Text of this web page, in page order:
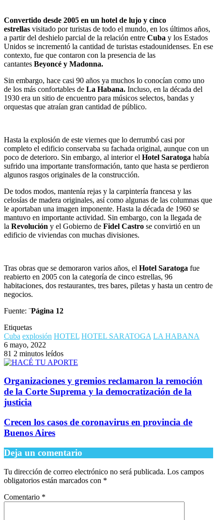
Convertido desde 2005 en un hotel de lujo y cinco
estrellas visitado por turistas de todo el mundo, en los últimos años,
a partir del deshielo parcial de la relación entre Cuba y los Estados
Unidos se incrementó la cantidad de turistas estadounidenses. En ese
contexto, fue que contaron con la presencia de las
cantantes Beyoncé y Madonna.
Sin embargo, hace casi 90 años ya muchos lo conocían como uno
de los más confortables de La Habana. Incluso, en la década del
1930 era un sitio de encuentro para músicos selectos, bandas y
orquestas que atraían gran cantidad de público.
Hasta la explosión de este viernes que lo derrumbó casi por
completo el edificio conservaba su fachada original, aunque con un
poco de deterioro. Sin embargo, al interior el Hotel Saratoga había
sufrido una importante transformación, tanto que hasta se perdieron
algunos rasgos originales de la construcción.
De todos modos, mantenía rejas y la carpintería francesa y las
celosías de madera originales, así como algunas de las columnas que
le aportaban una imagen imponente. Hasta la década de 1960 se
mantuvo en importante actividad. Sin embargo, con la llegada de
la Revolución y el Gobierno de Fidel Castro se convirtió en un
edificio de viviendas con muchas divisiones.
Tras obras que se demoraron varios años, el Hotel Saratoga fue
reabierto en 2005 con la categoría de cinco estrellas, 96
habitaciones, dos restaurantes, tres bares, piletas y hasta un centro de
negocios.
Fuente: ¨Página 12
Etiquetas
Cuba explosión HOTEL HOTEL SARATOGA LA HABANA
6 mayo, 2022
81 2 minutos leídos
Organizaciones y gremios reclamaron la remoción
de la Corte Suprema y la democratización de la
justicia
Crecen los casos de coronavirus en provincia de
Buenos Aires
Deja un comentario
Tu dirección de correo electrónico no será publicada. Los campos
obligatorios están marcados con *
Comentario *